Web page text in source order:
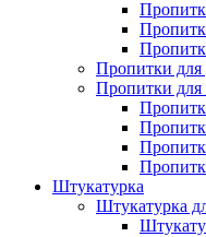
Пропитки для
Пропитки
Штукатурка
Штукатурка